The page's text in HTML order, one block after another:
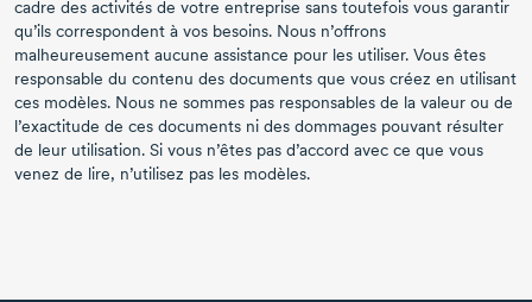
cadre des activités de votre entreprise sans toutefois vous garantir
qu’ils correspondent à vos besoins. Nous n’offrons
malheureusement aucune assistance pour les utiliser. Vous êtes
responsable du contenu des documents que vous créez en utilisant
ces modèles. Nous ne sommes pas responsables de la valeur ou de
l’exactitude de ces documents ni des dommages pouvant résulter
de leur utilisation. Si vous n’êtes pas d’accord avec ce que vous
venez de lire, n’utilisez pas les modèles.